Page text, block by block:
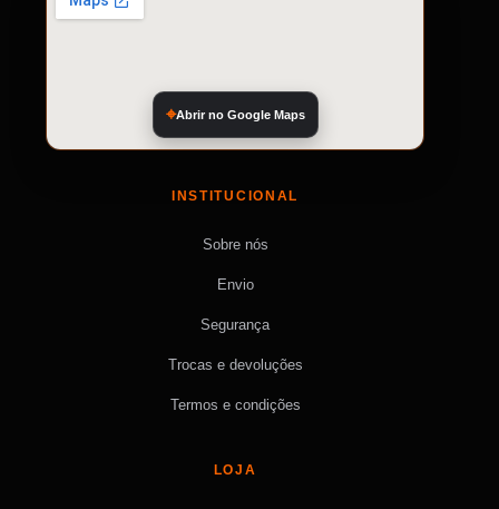
Abrir no Google Maps
INSTITUCIONAL
Sobre nós
Envio
Segurança
Trocas e devoluções
Termos e condições
LOJA